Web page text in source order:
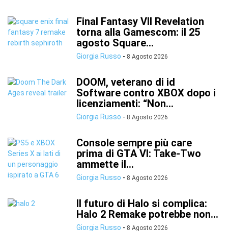
Final Fantasy VII Revelation
torna alla Gamescom: il 25
agosto Square...
Giorgia Russo - 8 Agosto 2026
DOOM, veterano di id
Software contro XBOX dopo i
licenziamenti: “Non...
Giorgia Russo - 8 Agosto 2026
Console sempre più care
prima di GTA VI: Take-Two
ammette il...
Giorgia Russo - 8 Agosto 2026
Il futuro di Halo si complica:
Halo 2 Remake potrebbe non...
Giorgia Russo - 8 Agosto 2026